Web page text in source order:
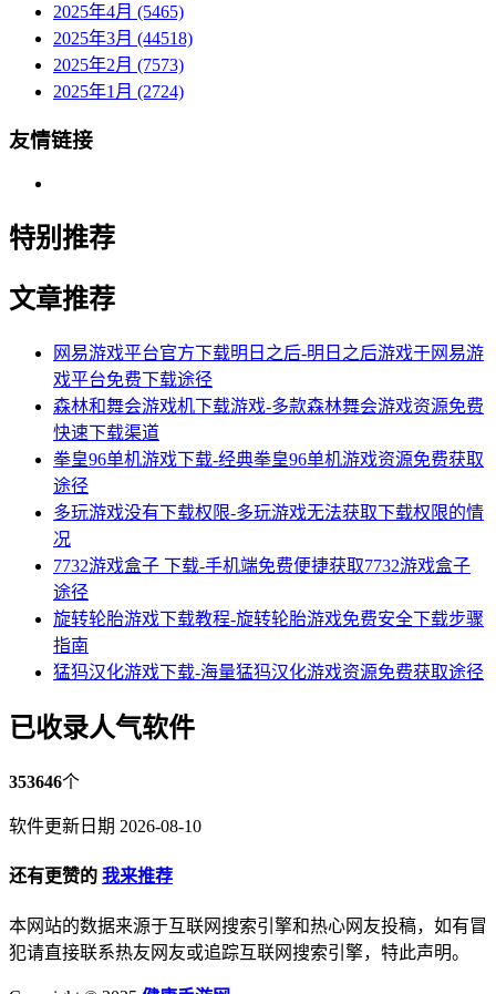
2025年4月 (5465)
2025年3月 (44518)
2025年2月 (7573)
2025年1月 (2724)
友情链接
特别推荐
文章推荐
网易游戏平台官方下载明日之后-明日之后游戏于网易游
戏平台免费下载途径
森林和舞会游戏机下载游戏-多款森林舞会游戏资源免费
快速下载渠道
拳皇96单机游戏下载-经典拳皇96单机游戏资源免费获取
途径
多玩游戏没有下载权限-多玩游戏无法获取下载权限的情
况
7732游戏盒子 下载-手机端免费便捷获取7732游戏盒子
途径
旋转轮胎游戏下载教程-旋转轮胎游戏免费安全下载步骤
指南
猛犸汉化游戏下载-海量猛犸汉化游戏资源免费获取途径
已收录人气软件
353646个
软件更新日期 2026-08-10
还有更赞的 我来推荐
本网站的数据来源于互联网搜索引擎和热心网友投稿，如有冒
犯请直接联系热友网友或追踪互联网搜索引擎，特此声明。